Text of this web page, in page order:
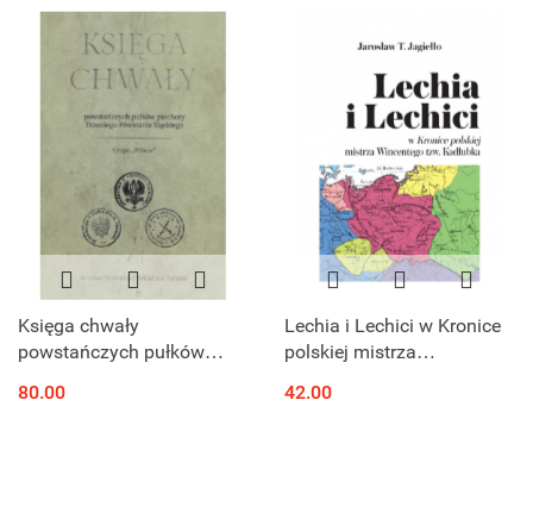
Księga chwały
powstańczych pułków
Powstania Śląskiego.
80.00
Lechia i Lechici w Kronice
polskiej mistrza
42.00